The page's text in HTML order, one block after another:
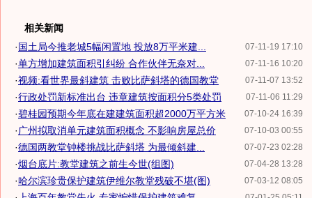
相关新闻
07-11-19 17:10
·国土局今推老城5幅闲置地 投放8万平米建...
07-11-16 10:20
·单方增加建筑面积引纠纷 合作伙伴无奈对...
07-11-07 13:52
·视频:看世界最斜建筑 击败比萨斜塔的德国教堂
07-11-06 11:29
·行政处罚新标准出台 违章建筑按面积分5类处罚
07-10-24 16:39
·碧桂园预期今年底在建建筑面积超2000万平方米
07-10-03 00:55
· 广州拟取消单元建筑面积概念 不影响房屋总价
07-07-23 02:28
·德国两教堂钟楼挑战比萨斜塔 为最倾斜建...
07-04-28 13:28
·烟台底片:教堂建筑之前生今世(组图)
07-03-12 08:05
·哈尔滨珍贵保护建筑伊维尔教堂残破不堪(图)